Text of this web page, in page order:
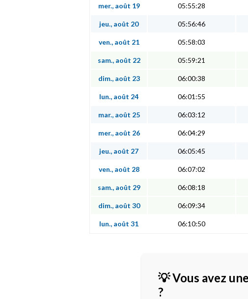
mer., août 19 05:55:28
jeu., août 20 05:56:46
ven., août 21 05:58:03
sam., août 22 05:59:21
dim., août 23 06:00:38
lun., août 24 06:01:55
mar., août 25 06:03:12
mer., août 26 06:04:29
jeu., août 27 06:05:45
ven., août 28 06:07:02
sam., août 29 06:08:18
dim., août 30 06:09:34
lun., août 31 06:10:50
💡 Vous avez
?